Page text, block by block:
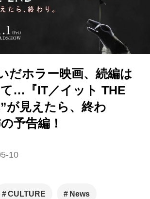
だホラー映画、続編は
…『IT／イット THE
が見えたら、終わ
予告編！
10
CULTURE News